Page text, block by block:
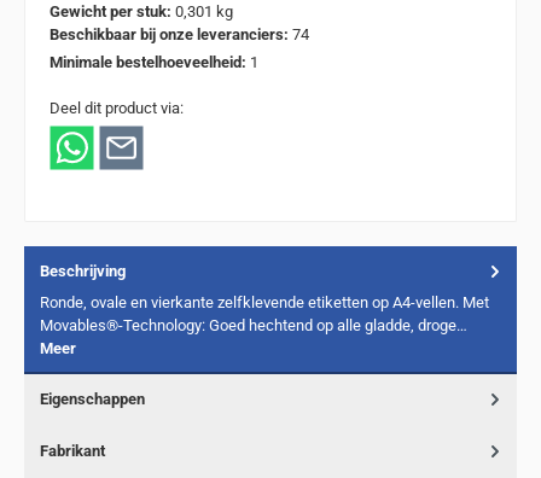
Gewicht per stuk: 0,301 kg
Beschikbaar bij onze leveranciers: 74
Minimale bestelhoeveelheid: 1
Deel dit product via:
Beschrijving
Ronde, ovale en vierkante zelfklevende etiketten op A4-vellen. Met
Movables®-Technology: Goed hechtend op alle gladde, droge…
Meer
Eigenschappen
Fabrikant